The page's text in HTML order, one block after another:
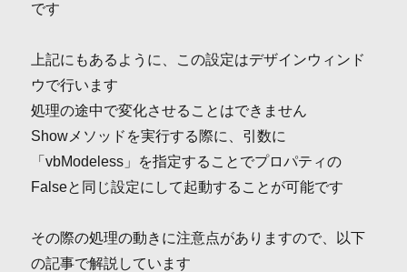
です
上記にもあるように、この設定はデザインウィンド
ウで行います
処理の途中で変化させることはできません
Showメソッドを実行する際に、引数に
「vbModeless」を指定することでプロパティの
Falseと同じ設定にして起動することが可能です
その際の処理の動きに注意点がありますので、以下
の記事で解説しています